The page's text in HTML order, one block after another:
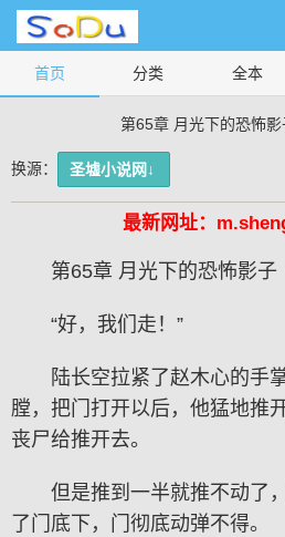
首页 分类 全本
第65章 月光下的恐怖影
换源： 圣墟小说网↓
最新网址：
第65章 月光下的恐怖影
“好，我们走！”
陆长空拉紧了赵木心的手
膛，把门打开以后，他猛地推
丧尸给推开去。
但是推到一半就推不动了
了门底下，门彻底动弹不得。